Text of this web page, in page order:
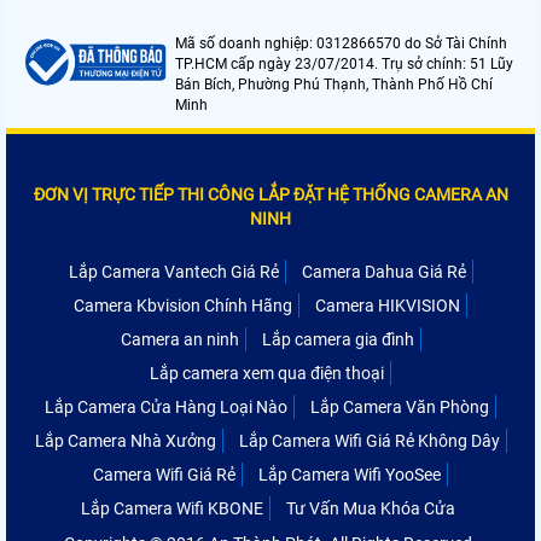
Mã số doanh nghiệp: 0312866570 do Sở Tài Chính
TP.HCM cấp ngày 23/07/2014. Trụ sở chính: 51 Lũy
Bán Bích, Phường Phú Thạnh, Thành Phố Hồ Chí
Minh
ĐƠN VỊ TRỰC TIẾP THI CÔNG LẮP ĐẶT HỆ THỐNG CAMERA AN
NINH
Lắp Camera Vantech Giá Rẻ
Camera Dahua Giá Rẻ
Camera Kbvision Chính Hãng
Camera HIKVISION
Camera an ninh
Lắp camera gia đình
Lắp camera xem qua điện thoại
Lắp Camera Cửa Hàng Loại Nào
Lắp Camera Văn Phòng
Lắp Camera Nhà Xưởng
Lắp Camera Wifi Giá Rẻ Không Dây
Camera Wifi Giá Rẻ
Lắp Camera Wifi YooSee
Lắp Camera Wifi KBONE
Tư Vấn Mua Khóa Cửa